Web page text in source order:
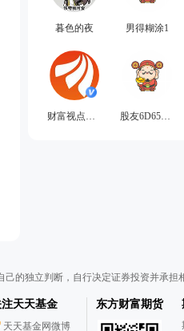
暮色的夜 男得糊涂1
财富视点直播 股友6D658g3356
的独立判断，自行决定证券投资并承担
注天天基金
天天基金网微博
东方财富期货